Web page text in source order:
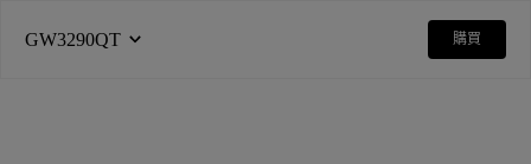
GW3290QT 購買